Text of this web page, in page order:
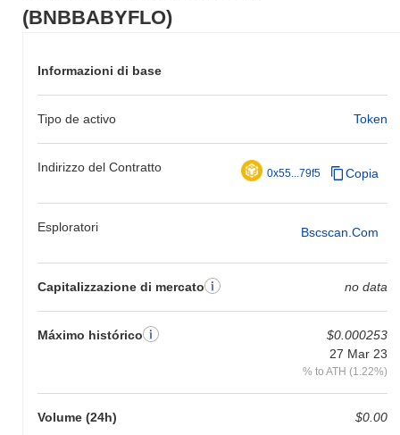
(BNBBABYFLO)
Informazioni di base
Tipo de activo Token
Indirizzo del Contratto 0x55...79f5 Copia
Esploratori Bscscan.com
Capitalizzazione di mercato no data
Máximo histórico
$0.000253
27 Mar 23
% to ATH (1.22%)
Volume (24h) $0.00